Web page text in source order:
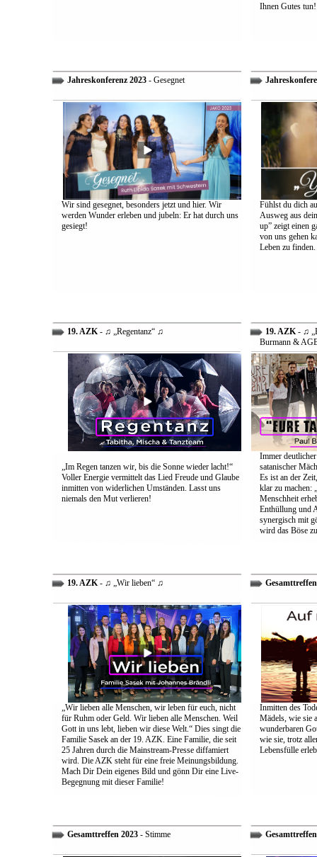
Ihnen Gutes tun!
Jahreskonferenz 2023- Gesegnet
Wir sind gesegnet, besonders jetzt und hier. Wir
werden Wunder erleben und jubeln: Er hat durch uns
gesiegt!
Fühlst du dich
Ausweg aus
up” zeigt einen
von uns gehen
Leben zu finden.
19. AZK- ♫ „Regentanz“ ♫
„Im Regen tanzen wir, bis die Sonne wieder lacht!“
Voller Energie vermittelt das Lied Freude und Glaube
inmitten von widerlichen Umständen. Lasst uns
niemals den Mut verlieren!
19. AZK- ♫
Burmann &
Immer
satanischer
Es ist an der
klar zu machen:
Menschheit
Enthüllung und
synergisch mit
wird das Böse
19. AZK- ♫ „Wir lieben“ ♫
„Wir lieben alle Menschen, wir leben für euch, nicht
für Ruhm oder Geld. Wir lieben alle Menschen. Weil
Gott in uns lebt, lieben wir diese Welt.“ Dies singt die
Familie Sasek an der 19. AZK. Eine Familie, die seit
25 Jahren durch die Mainstream-Presse diffamiert
wird. Die AZK steht für eine freie Meinungsbildung.
Mach Dir Dein eigenes Bild und gönn Dir eine Live-
Begegnung mit dieser Familie!
Inmitten des
Mädels, wie sie
wunderbaren
wie sie, trotz
Lebensfülle
Gesamttreffen 2023- Stimme